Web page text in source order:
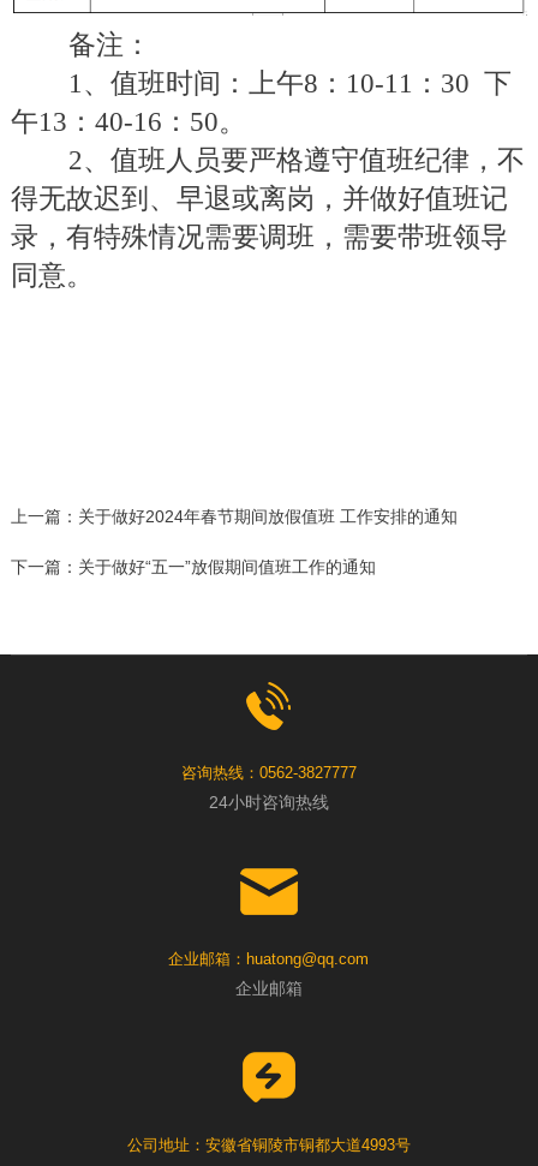
备注：
1、值班时间：上午8 ： 10-11 ： 30 下
午13 ： 40-16 ： 50。
2、值班人员要严格遵守值班纪律，不
得无故迟到、早退或离岗，并做好值班记
录，有特殊情况需要调班，需要带班领导
同意。
上一篇： 关于做好2024年春节期间放假值班 工作安排的通知
下一篇： 关于做好“五一”放假期间值班工作的通知
咨询热线：0562-3827777
24小时咨询热线
企业邮箱：huatong@qq.com
企业邮箱
公司地址：安徽省铜陵市铜都大道4993号